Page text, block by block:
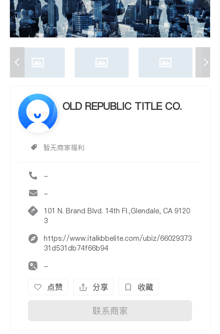
OLD REPUBLIC TITLE CO.
暂无商家福利
-
-
101 N. Brand Blvd. 14th Fl.,Glendale, CA 9120
3
https://www.italkbbelite.com/ubiz/66029373
31d531db74f66b94
-
点赞 分享 收藏
联系商家